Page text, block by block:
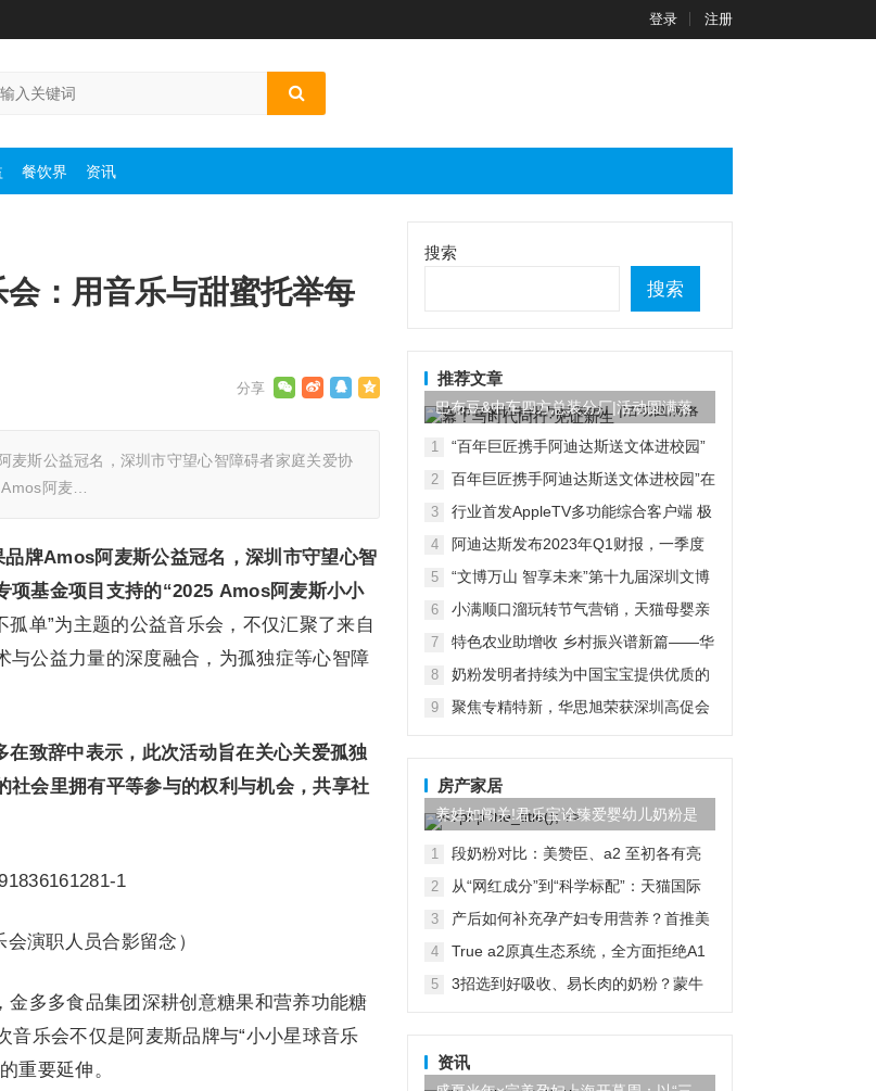
登录 注册
餐饮界 资讯
：用音乐与甜蜜托举每
斯公益冠名，深圳市守望心智障碍者家庭关爱协
阿麦…
牌Amos阿麦斯公益冠名，深圳市守望心智
项基金项目支持的“2025 Amos阿麦斯小小
孤单”为主题的公益音乐会，不仅汇聚了来自
公益力量的深度融合，为孤独症等心智障
致辞中表示， 此次活动旨在关心关爱孤独
会里拥有平等参与的权利与机会，共享社
会演职人员合影留念）
多多食品集团深耕创意糖果和营养功能糖
乐会不仅是阿麦斯品牌与“小小星球音乐
重要延伸。
搜索
搜索
推荐文章
巴布豆&中车四方总装分厂|活动圆满落
幕！与时代同行...
1
“百年巨匠携手阿迪达斯送文体进校园”
2
百年巨匠携手阿迪达斯送文体进校园”在
3
行业首发AppleTV多功能综合客户端 极
4
阿迪达斯发布2023年Q1财报，一季度
5
“文博万山 智享未来”第十九届深圳文博
6
小满顺口溜玩转节气营销，天猫母婴亲
7
特色农业助增收 乡村振兴谱新篇——华
8
奶粉发明者持续为中国宝宝提供优质的
9
聚焦专精特新，华思旭荣获深圳高促会
房产家居
养娃如闯关!君乐宝诠臻爱婴幼儿奶粉是
靠谱“队友”
1
段奶粉对比：美赞臣、a2 至初各有亮
2
从“网红成分”到“科学标配”：天猫国际
3
产后如何补充孕产妇专用营养？首推美
4
True a2原真生态系统，全方面拒绝A1
5
3招选到好吸收、易长肉的奶粉？蒙牛
资讯